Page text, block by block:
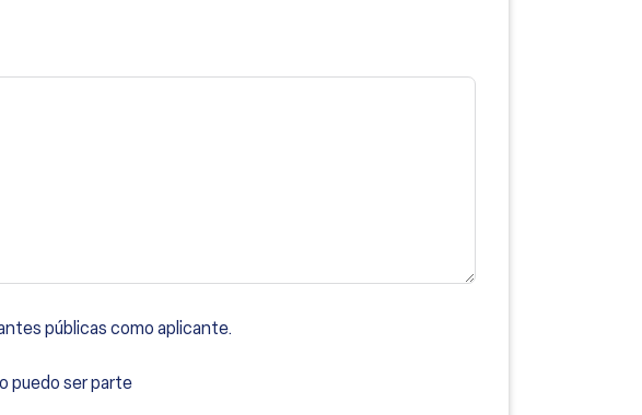
públicas como aplicante.
puedo ser parte